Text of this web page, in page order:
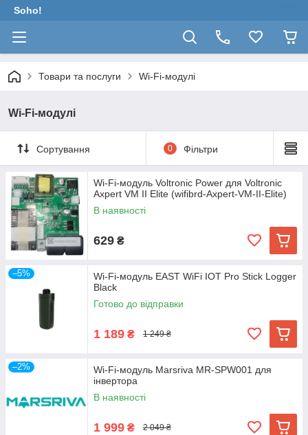
Soho!
Товари та послуги Wi-Fi-модулі
Wi-Fi-модулі
Сортування 0 Фільтри
Wi-Fi-модуль Voltronic Power для Voltronic
Axpert VM II Elite (wifibrd-Axpert-VM-II-Elite)
В наявності
629 ₴
–5%
Wi-Fi-модуль EAST WiFi IOT Pro Stick Logger
Black
Готово до відправки
1 189 ₴ 1 249 ₴
–2%
Wi-Fi-модуль Marsriva MR-SPW001 для
інвертора
В наявності
1 999 ₴ 2 049 ₴